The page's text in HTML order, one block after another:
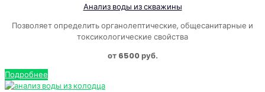
Анализ воды из скважины
Позволяет определить органолептические, общесанитарные и
токсикологические свойства
от 6500 руб.
Подробнее